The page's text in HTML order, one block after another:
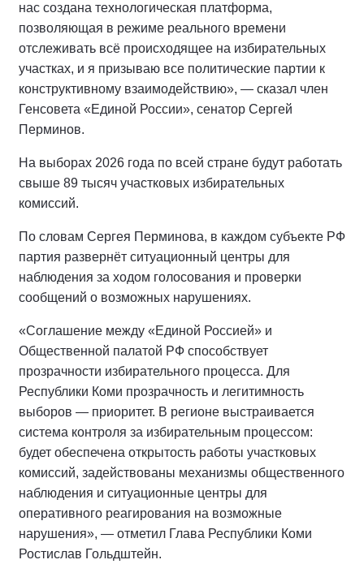
нас создана технологическая платформа,
позволяющая в режиме реального времени
отслеживать всё происходящее на избирательных
участках, и я призываю все политические партии к
конструктивному взаимодействию», — сказал член
Генсовета «Единой России», сенатор Сергей
Перминов.
На выборах 2026 года по всей стране будут работать
свыше 89 тысяч участковых избирательных
комиссий.
По словам Сергея Перминова, в каждом субъекте РФ
партия развернёт ситуационный центры для
наблюдения за ходом голосования и проверки
сообщений о возможных нарушениях.
«Соглашение между «Единой Россией» и
Общественной палатой РФ способствует
прозрачности избирательного процесса. Для
Республики Коми прозрачность и легитимность
выборов — приоритет. В регионе выстраивается
система контроля за избирательным процессом:
будет обеспечена открытость работы участковых
комиссий, задействованы механизмы общественного
наблюдения и ситуационные центры для
оперативного реагирования на возможные
нарушения», — отметил Глава Республики Коми
Ростислав Гольдштейн.